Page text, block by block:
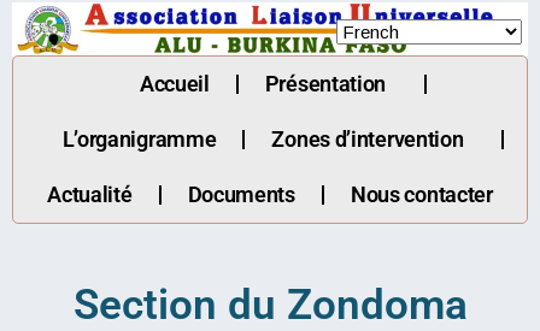
Accueil Présentation
L’organigramme Zones d’intervention
Actualité Documents Nous contacter
Section du Zondoma